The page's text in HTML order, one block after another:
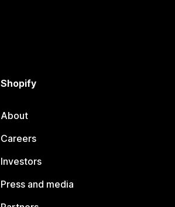
Shopify
About
Careers
Investors
Press and media